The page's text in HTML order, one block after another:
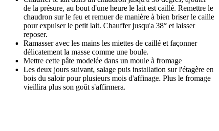
de la présure, au bout d'une heure le lait est caillé. Remettre le
chaudron sur le feu et remuer de manière à bien briser le caille
pour expulser le petit lait. Chauffer jusqu'a 38° et laisser
reposer.
Ramasser avec les mains les miettes de caillé et façonner
délicatement la masse comme une boule.
Mettre cette pâte modelée dans un moule à fromage
Les deux jours suivant, salage puis installation sur l'étagère en
bois du saloir pour plusieurs mois d'affinage. Plus le fromage
vieillira plus son goût s'affirmera.